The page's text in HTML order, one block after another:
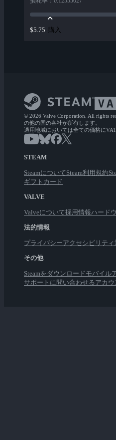
$5.75 購入
© 2026 Valve Corporation. All rights
の他の国の各社が所有します。
適用地域においては全ての価格に
STEAM
SteamについてSteam利用規約
ギフトカード
VALVE
Valveについて採用情報ハード
法的情報
プライバシーアクセシビリティ
その他
Steamをダウンロード モバイル
サポートに問い合わせるアカウ